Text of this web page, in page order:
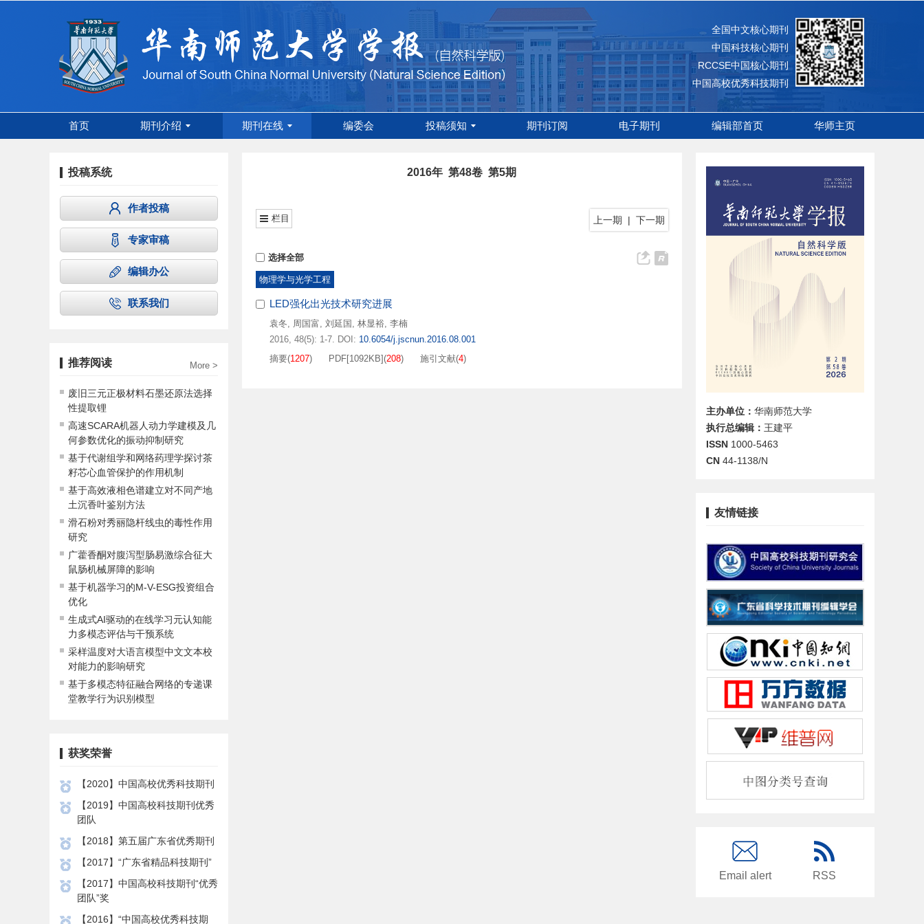
全国中文核心期刊
中国科技核心期刊
RCCSE中国核心期刊
中国高校优秀科技期刊
首页 期刊介绍 期刊在线 编委会 投稿须知 期刊订阅 电子期刊 编辑部首页 华师主页
投稿系统
作者投稿
专家审稿
编辑办公
联系我们
推荐阅读 More >
废旧三元正极材料石墨还原法选择
性提取锂
高速SCARA机器人动力学建模及几
何参数优化的振动抑制研究
基于代谢组学和网络药理学探讨茶
籽芯心血管保护的作用机制
基于高效液相色谱建立对不同产地
土沉香叶鉴别方法
滑石粉对秀丽隐杆线虫的毒性作用
研究
广藿香酮对腹泻型肠易激综合征大
鼠肠机械屏障的影响
基于机器学习的M-V-ESG投资组合
优化
生成式AI驱动的在线学习元认知能
力多模态评估与干预系统
采样温度对大语言模型中文文本校
对能力的影响研究
基于多模态特征融合网络的专递课
堂教学行为识别模型
获奖荣誉
【2020】中国高校优秀科技期刊
【2019】中国高校科技期刊优秀
团队
【2018】第五届广东省优秀期刊
【2017】“广东省精品科技期刊”
【2017】中国高校科技期刊“优秀
团队”奖
【2016】“中国高校优秀科技期
2016年 第48卷 第5期
上一期 | 下一期
栏目
选择全部
物理学与光学工程
LED强化出光技术研究进展
袁冬, 周国富, 刘延国 , 林显裕, 李楠
2016, 48(5): 1-7. DOI: 10.6054/j.jscnun.2016.08.001
摘要(1207) PDF[1092KB](208) 施引文献(4)
主办单位： 华南师范大学
执行总编辑： 王建平
ISSN1000-5463
CN44-1138/N
友情链接
Email alert RSS